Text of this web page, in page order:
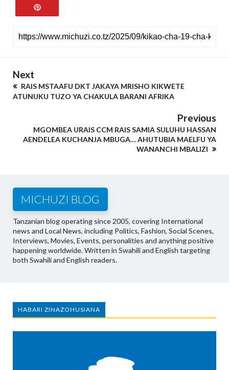
Next
RAIS MSTAAFU DKT JAKAYA MRISHO KIKWETE
ATUNUKU TUZO YA CHAKULA BARANI AFRIKA
Previous
MGOMBEA URAIS CCM RAIS SAMIA SULUHU HASSAN
AENDELEA KUCHANJA MBUGA… AHUTUBIA MAELFU YA
WANANCHI MBALIZI
MICHUZI BLOG
Tanzanian blog operating since 2005, covering International
news and Local News, including Politics, Fashion, Social Scenes,
Interviews, Movies, Events, personalities and anything positive
happening worldwide. Written in Swahili and English targeting
both Swahili and English readers.
HABARI ZINAZOHUSIANA